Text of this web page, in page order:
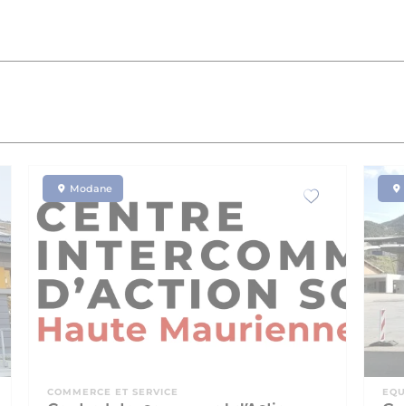
Modane
COMMERCE ET SERVICE